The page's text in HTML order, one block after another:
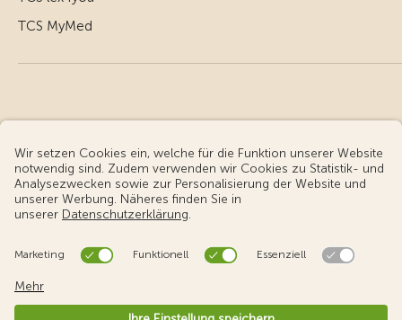
TCS MyMed
© Touring Club Schweiz
Benutzungsbedingungen - rechtliche Informationen
Cookie-Einstellungen